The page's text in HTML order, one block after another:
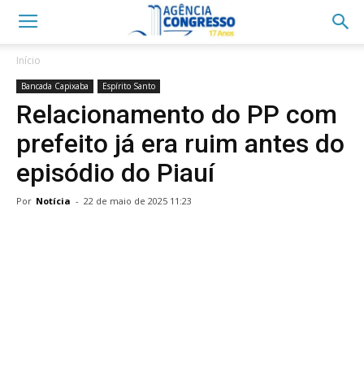
Início
Bancada Capixaba Espírito Santo
Relacionamento do PP com
prefeito já era ruim antes do
episódio do Piauí
Por Notícia - 22 de maio de 2025 11:23